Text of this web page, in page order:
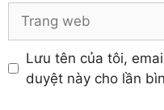
web
Lưu tên của tôi,
duyệt này cho lần